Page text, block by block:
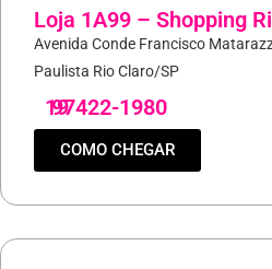
Loja 1A99 – Shopping
Avenida Conde Francisco
Paulista Rio Claro/SP
19
97422-1980
COMO CHEGAR